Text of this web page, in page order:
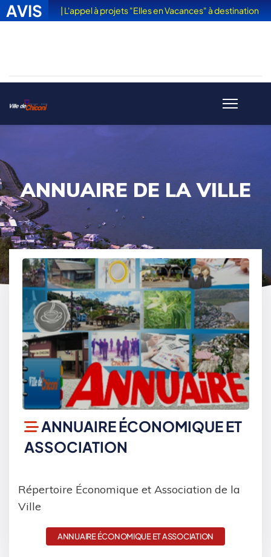
ANNUAIRE DE LA VILLE
ANNUAIRE ÉCONOMIQUE ET
ASSOCIATION
Répertoire Économique et Association de la
Ville
ANNUAIRE ÉCONOMIQUE ET ASSOCIATION
AVIS
| L'appel à projets "Elles en Vacances" à destination